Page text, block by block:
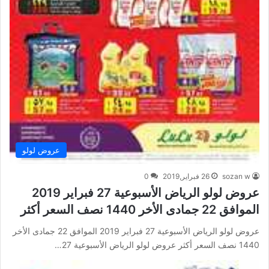
عروض لولو
sozan w 26 فبراير,2019 0
عروض لولو الرياض الأسبوعية 27 فبراير 2019
الموافق 22 جمادى الأخر 1440 نصف السعر أكثر
عروض لولو الرياض الأسبوعية 27 فبراير 2019 الموافق 22 جمادى الأخر
1440 نصف السعر أكثر عروض لولو الرياض الأسبوعية 27…